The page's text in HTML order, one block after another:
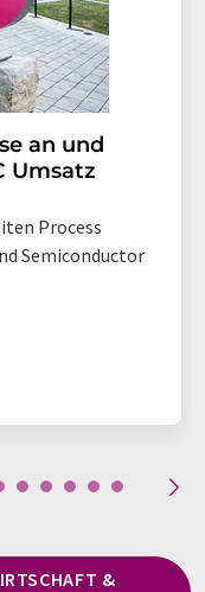
an und
Umsatz
Process
Semiconductor
&